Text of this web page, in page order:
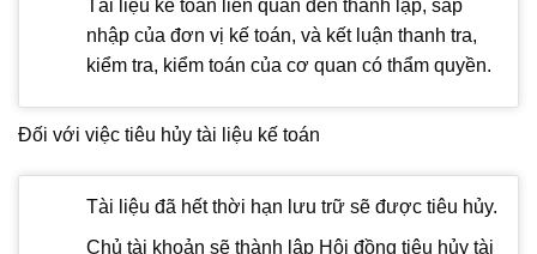
Tài liệu kế toán liên quan đến thành lập, sáp
nhập của đơn vị kế toán, và kết luận thanh tra,
kiểm tra, kiểm toán của cơ quan có thẩm quyền.
Đối với việc tiêu hủy tài liệu kế toán
Tài liệu đã hết thời hạn lưu trữ sẽ được tiêu hủy.
Chủ tài khoản sẽ thành lập Hội đồng tiêu hủy tài